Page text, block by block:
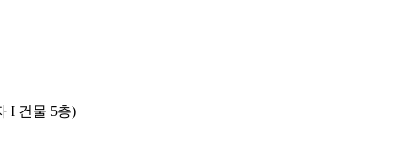
I 건물 5층)